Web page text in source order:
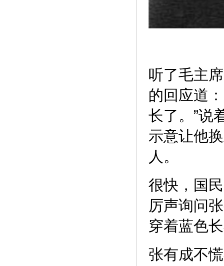
听了毛主
的回应道
长了。”说
示意让他
人。
很快，国
厉声询问
穿着蓝色
张有成不